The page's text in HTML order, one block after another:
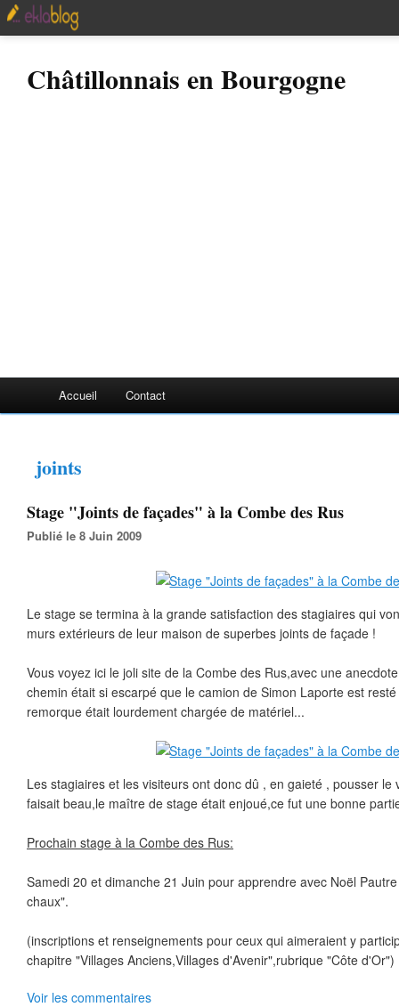
Châtillonnais en Bourgogne
Accueil Contact
joints
Stage "Joints de façades" à la Combe des Rus
Publié le 8 Juin 2009
Le stage se termina à la grande satisfaction des stagiaires qui
murs extérieurs de leur maison de superbes joints de façade !
Vous voyez ici le joli site de la Combe des Rus,avec une
chemin était si escarpé que le camion de Simon Laporte est
remorque était lourdement chargée de matériel...
Les stagiaires et les visiteurs ont donc dû , en gaieté , pousser le
faisait beau,le maître de stage était enjoué,ce fut une bonne
Prochain stage à la Combe des Rus:
Samedi 20 et dimanche 21 Juin pour apprendre avec Noël
chaux".
(inscriptions et renseignements pour ceux qui aimeraient y
chapitre "Villages Anciens,Villages d'Avenir",rubrique "Côte d'Or")
Voir les commentaires